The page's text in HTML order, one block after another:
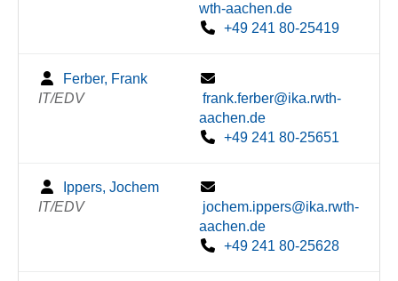
wth-aachen.de
+49 241 80-25419
Ferber, Frank
IT/EDV
frank.ferber@ika.rwth-
aachen.de
+49 241 80-25651
Ippers, Jochem
IT/EDV
jochem.ippers@ika.rwth-
aachen.de
+49 241 80-25628